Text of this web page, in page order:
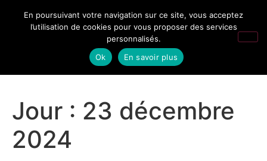
Jour : 23 décembre
2024
En poursuivant votre navigation sur ce site, vous acceptez
l’utilisation de cookies pour vous proposer des services
personnalisés.
Ok
En savoir plus